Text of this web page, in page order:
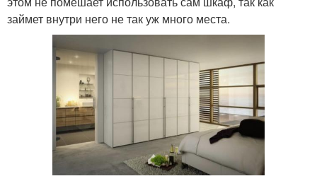
займет внутри него не так уж много места.